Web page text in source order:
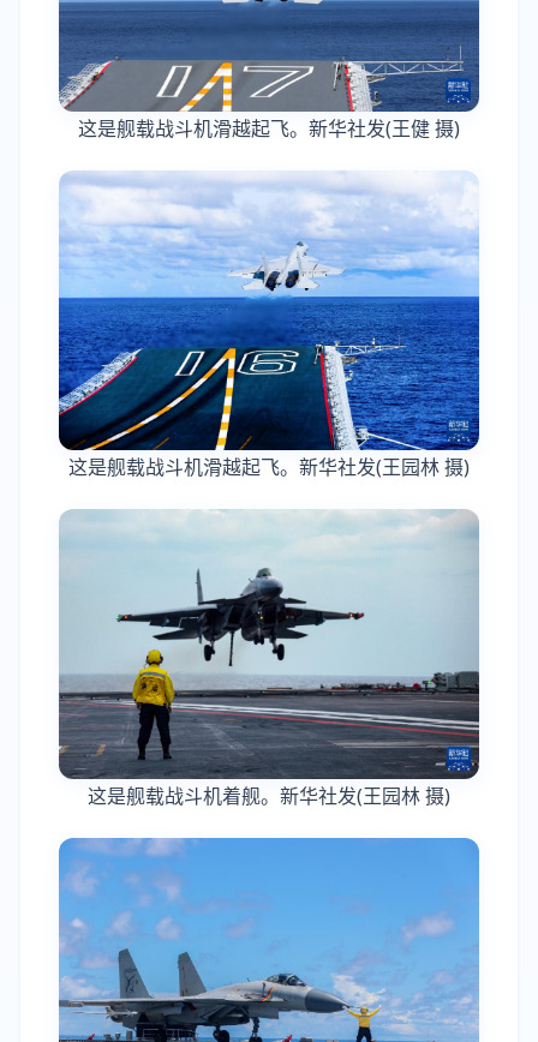
这是舰载战斗机滑越起飞。新华社发(王健 摄)
这是舰载战斗机滑越起飞。新华社发(王园林 摄)
这是舰载战斗机着舰。新华社发(王园林 摄)